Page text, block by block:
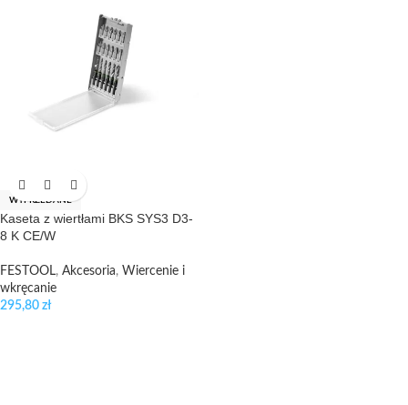
WYPRZEDANE
Kaseta z wiertłami BKS SYS3 D3-
8 K CE/W
FESTOOL, Akcesoria, Wiercenie i
wkręcanie
295,80 zł